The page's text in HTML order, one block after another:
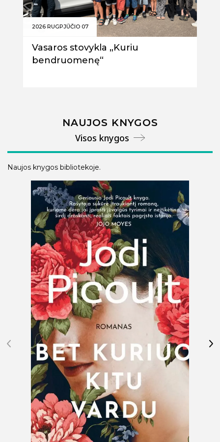
2026 RUGPJŪČIO 07
Vasaros stovykla „Kuriu
bendruomenę“
NAUJOS KNYGOS
Visos knygos
Naujos knygos bibliotekoje.